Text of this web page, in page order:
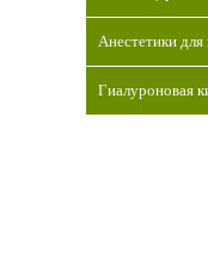
Анестетики
Гиалуроновая